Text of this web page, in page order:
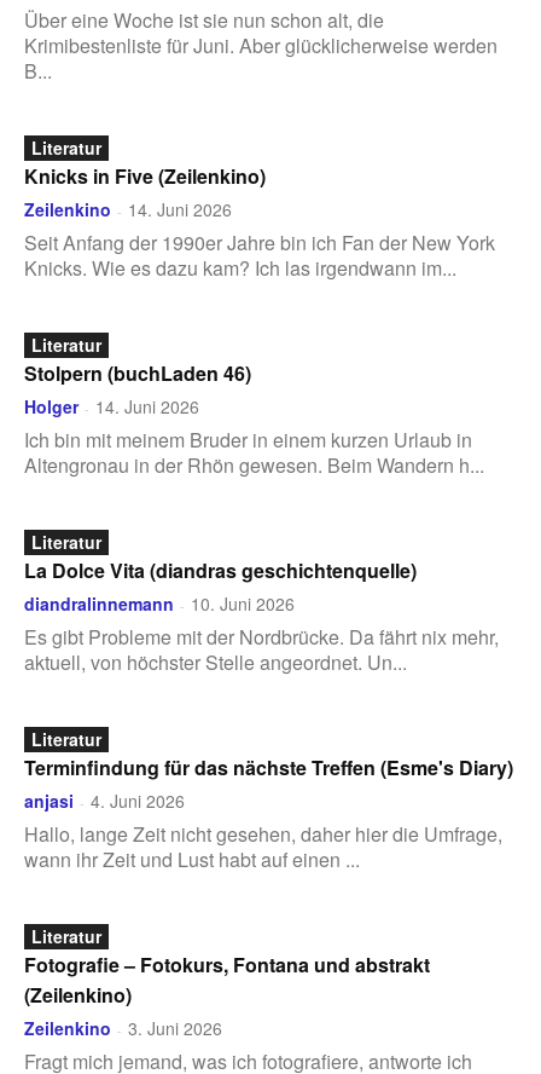
Über eine Woche ist sie nun schon alt, die
Krimibestenliste für Juni. Aber glücklicherweise werden
B...
Literatur
Knicks in Five (Zeilenkino)
Zeilenkino - 14. Juni 2026
Seit Anfang der 1990er Jahre bin ich Fan der New York
Knicks. Wie es dazu kam? Ich las irgendwann im...
Literatur
Stolpern (buchLaden 46)
Holger - 14. Juni 2026
Ich bin mit meinem Bruder in einem kurzen Urlaub in
Altengronau in der Rhön gewesen. Beim Wandern h...
Literatur
La Dolce Vita (diandras geschichtenquelle)
diandralinnemann - 10. Juni 2026
Es gibt Probleme mit der Nordbrücke. Da fährt nix mehr,
aktuell, von höchster Stelle angeordnet. Un...
Literatur
Terminfindung für das nächste Treffen (Esme's Diary)
anjasi - 4. Juni 2026
Hallo, lange Zeit nicht gesehen, daher hier die Umfrage,
wann ihr Zeit und Lust habt auf einen ...
Literatur
Fotografie – Fotokurs, Fontana und abstrakt
(Zeilenkino)
Zeilenkino - 3. Juni 2026
Fragt mich jemand, was ich fotografiere, antworte ich